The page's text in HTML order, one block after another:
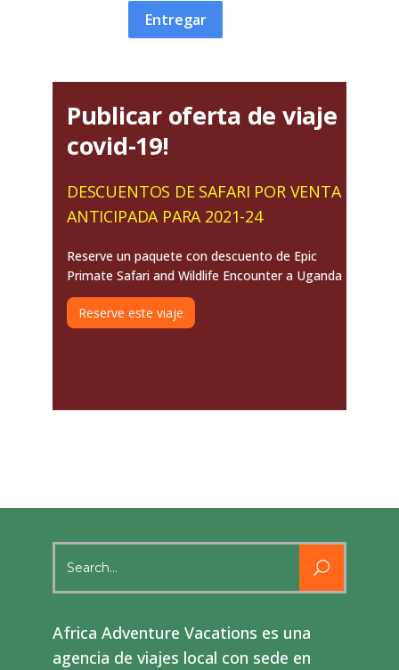
Entregar
Publicar oferta de viaje
covid-19!
DESCUENTOS DE SAFARI POR VENTA
ANTICIPADA PARA 2021-24
Reserve un paquete con descuento de Epic
Primate Safari and Wildlife Encounter a Uganda
Reserve este viaje
for:
Africa Adventure Vacations es una
agencia de viajes local con sede en